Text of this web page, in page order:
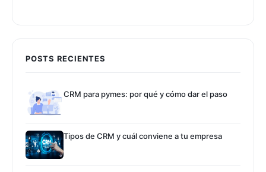
POSTS RECIENTES
CRM para pymes: por qué y cómo dar el paso
Tipos de CRM y cuál conviene a tu empresa